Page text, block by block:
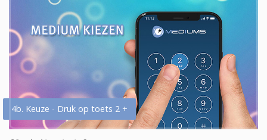
4b. Keuze - Druk op toets 2 +